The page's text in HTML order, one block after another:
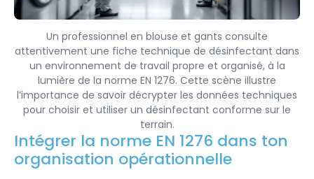
Un professionnel en blouse et gants consulte
attentivement une fiche technique de désinfectant dans
un environnement de travail propre et organisé, à la
lumière de la norme EN 1276. Cette scène illustre
l’importance de savoir décrypter les données techniques
pour choisir et utiliser un désinfectant conforme sur le
terrain.
Intégrer la norme EN 1276 dans ton
organisation opérationnelle